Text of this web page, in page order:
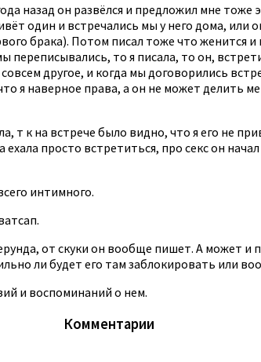
назад он развёлся и предложил мне
один и встречались мы у него дома, или
брака). Потом писал тоже что женится
то я писала, то он,
другое, и когда мы договорились
я наверное права, а он не может делить
т к на встрече было видно, что я его не
просто встретиться, про секс он
интимного.
от скуки он вообще пишет. А может и
ли будет его там заблокировать или
и воспоминаний о нем.
Комментарии